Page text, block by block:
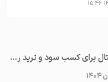
بهترین ارزهای دیجیتال برای کسب سود و ترید روزانه در سال ۲۰۲۵